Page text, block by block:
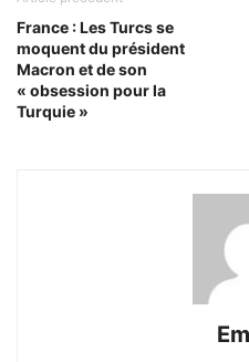
France : Les Turcs se
moquent du président
Macron et de son
« obsession pour la
Turquie »